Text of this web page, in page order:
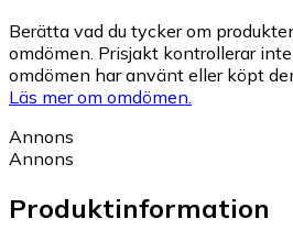
Berätta vad du tycker om
omdömen. Prisjakt kontrollerar
omdömen har använt eller köpt
Läs mer om omdömen.
Annons
Annons
Produktinformation